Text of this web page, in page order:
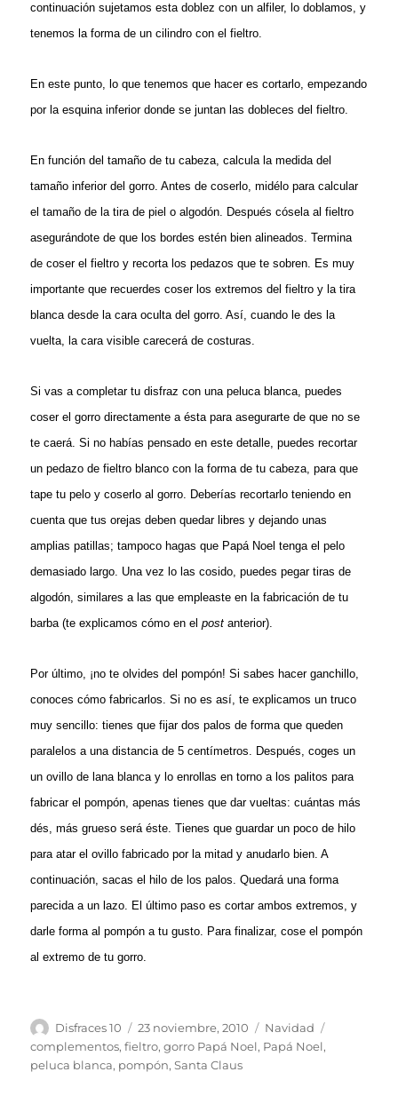
continuación sujetamos esta doblez con un alfiler, lo doblamos, y
tenemos la forma de un cilindro con el fieltro.
En este punto, lo que tenemos que hacer es cortarlo, empezando
por la esquina inferior donde se juntan las dobleces del fieltro.
En función del tamaño de tu cabeza, calcula la medida del
tamaño inferior del gorro. Antes de coserlo, midélo para calcular
el tamaño de la tira de piel o algodón. Después cósela al fieltro
asegurándote de que los bordes estén bien alineados. Termina
de coser el fieltro y recorta los pedazos que te sobren. Es muy
importante que recuerdes coser los extremos del fieltro y la tira
blanca desde la cara oculta del gorro. Así, cuando le des la
vuelta, la cara visible carecerá de costuras.
Si vas a completar tu disfraz con una peluca blanca, puedes
coser el gorro directamente a ésta para asegurarte de que no se
te caerá. Si no habías pensado en este detalle, puedes recortar
un pedazo de fieltro blanco con la forma de tu cabeza, para que
tape tu pelo y coserlo al gorro. Deberías recortarlo teniendo en
cuenta que tus orejas deben quedar libres y dejando unas
amplias patillas; tampoco hagas que Papá Noel tenga el pelo
demasiado largo. Una vez lo las cosido, puedes pegar tiras de
algodón, similares a las que empleaste en la fabricación de tu
barba (te explicamos cómo en elpost anterior).
Por último, ¡no te olvides del pompón! Si sabes hacer ganchillo,
conoces cómo fabricarlos. Si no es así, te explicamos un truco
muy sencillo: tienes que fijar dos palos de forma que queden
paralelos a una distancia de 5 centímetros. Después, coges un
un ovillo de lana blanca y lo enrollas en torno a los palitos para
fabricar el pompón, apenas tienes que dar vueltas: cuántas más
dés, más grueso será éste. Tienes que guardar un poco de hilo
para atar el ovillo fabricado por la mitad y anudarlo bien. A
continuación, sacas el hilo de los palos. Quedará una forma
parecida a un lazo. El último paso es cortar ambos extremos, y
darle forma al pompón a tu gusto. Para finalizar, cose el pompón
al extremo de tu gorro.
Autor
Disfraces 10
Publicado
el
23 noviembre, 2010 Categorías
Navidad
complementos,fieltro,gorro Papá Noel, Papá Noel,
peluca blanca, pompón,Santa Claus